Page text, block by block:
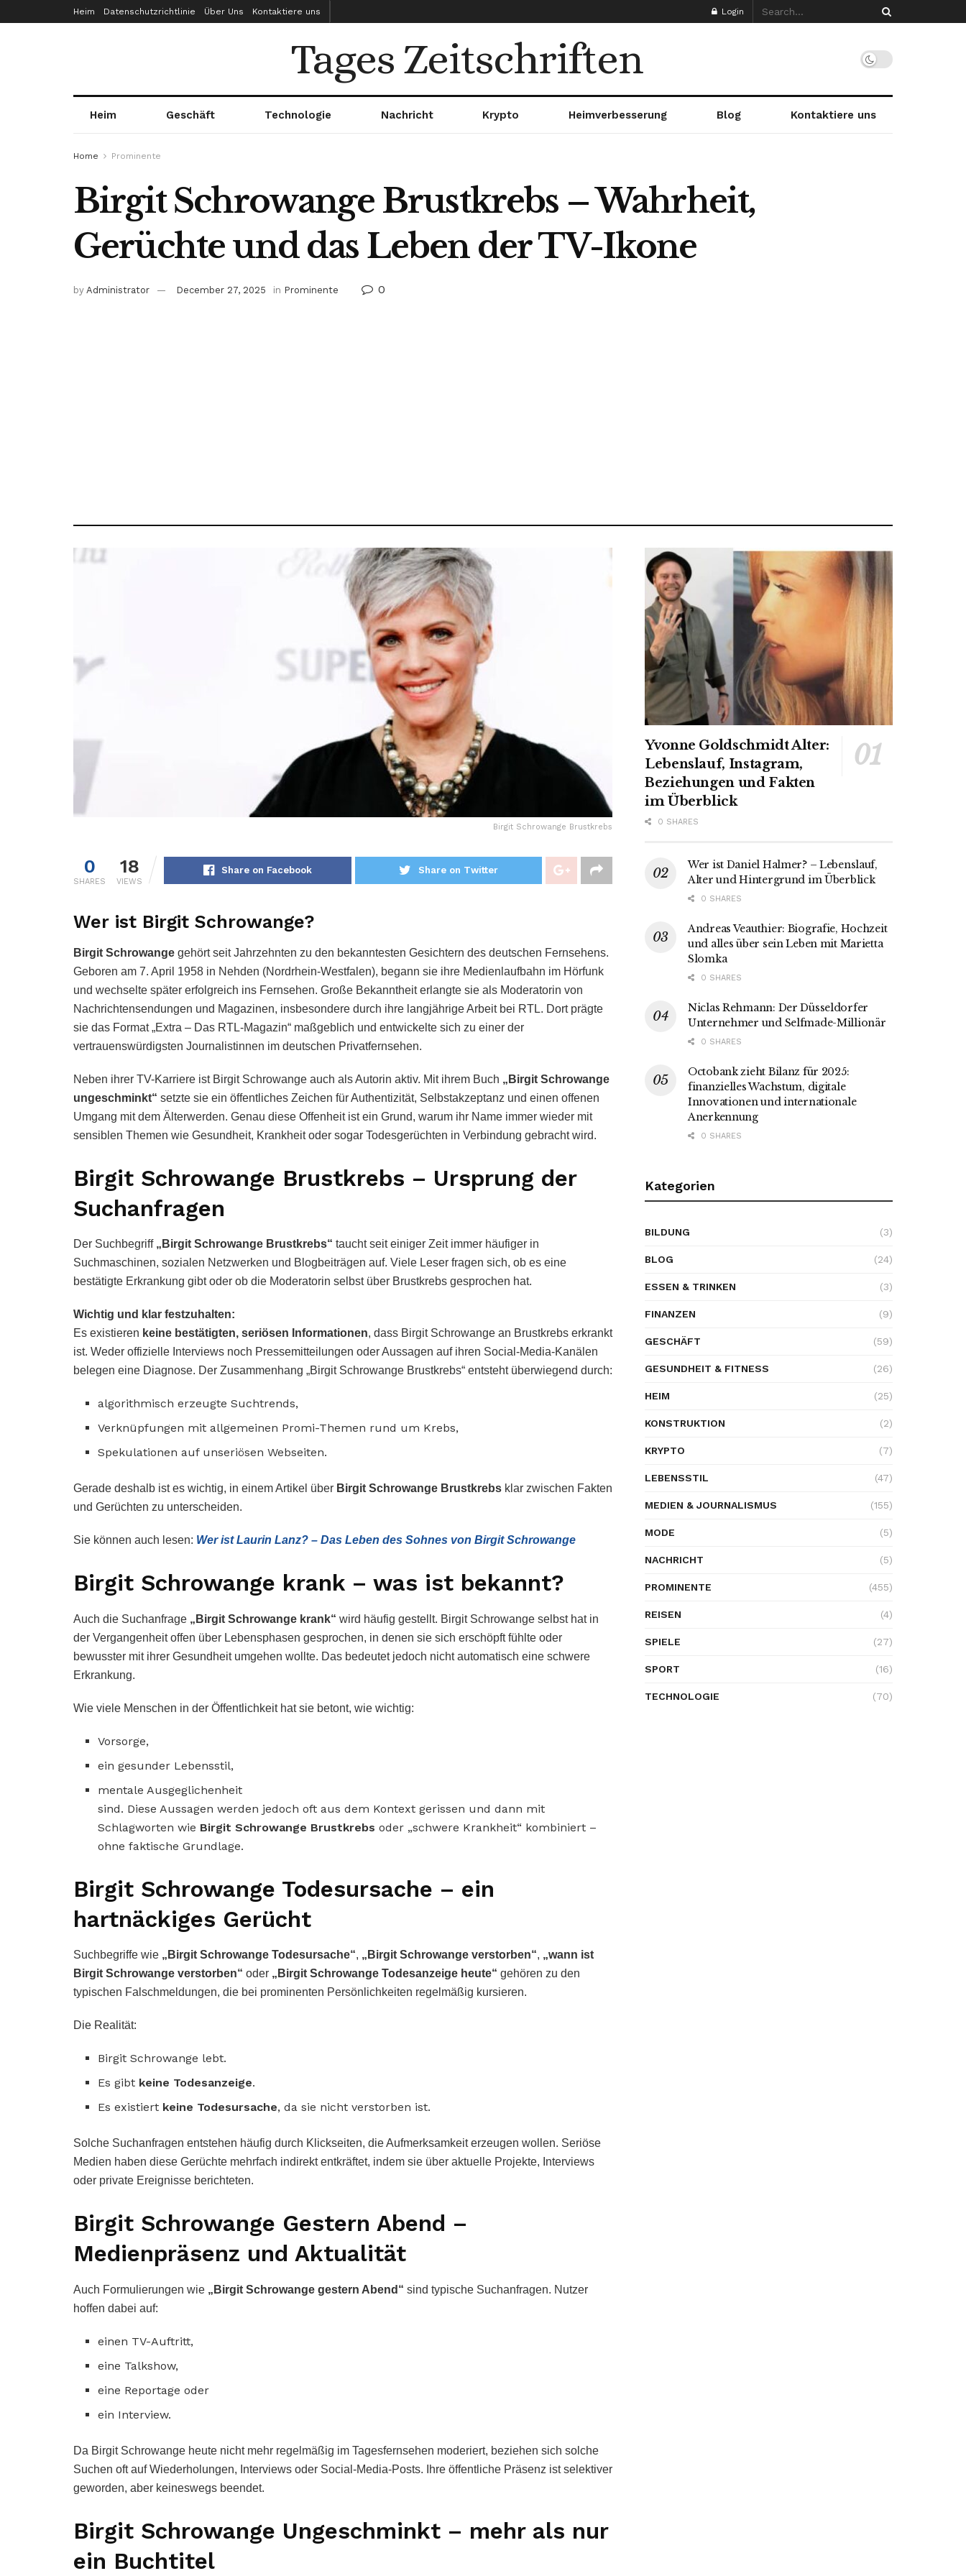
Heim Datenschutzrichtlinie Über Uns Kontaktiere uns Login
Tages Zeitschriften
Heim Geschäft Technologie Nachricht Krypto Heimverbesserung Blog Kontaktiere uns
Home Prominente
Birgit Schrowange Brustkrebs – Wahrheit,
Gerüchte und das Leben der TV-Ikone
by Administrator December 27, 2025 in Prominente 0
Birgit Schrowange Brustkrebs
0
SHARES
18
VIEWS
Share on Facebook Share on Twitter
Wer ist Birgit Schrowange?
Birgit Schrowange gehört seit Jahrzehnten zu den bekanntesten Gesichtern des deutschen Fernsehens.
Geboren am 7. April 1958 in Nehden (Nordrhein-Westfalen), begann sie ihre Medienlaufbahn im Hörfunk
und wechselte später erfolgreich ins Fernsehen. Große Bekanntheit erlangte sie als Moderatorin von
Nachrichtensendungen und Magazinen, insbesondere durch ihre langjährige Arbeit bei RTL. Dort prägte
sie das Format „Extra – Das RTL-Magazin“ maßgeblich und entwickelte sich zu einer der
vertrauenswürdigsten Journalistinnen im deutschen Privatfernsehen.
Neben ihrer TV-Karriere ist Birgit Schrowange auch als Autorin aktiv. Mit ihrem Buch „Birgit Schrowange
ungeschminkt“ setzte sie ein öffentliches Zeichen für Authentizität, Selbstakzeptanz und einen offenen
Umgang mit dem Älterwerden. Genau diese Offenheit ist ein Grund, warum ihr Name immer wieder mit
sensiblen Themen wie Gesundheit, Krankheit oder sogar Todesgerüchten in Verbindung gebracht wird.
Birgit Schrowange Brustkrebs – Ursprung der
Suchanfragen
Der Suchbegriff „Birgit Schrowange Brustkrebs“ taucht seit einiger Zeit immer häufiger in
Suchmaschinen, sozialen Netzwerken und Blogbeiträgen auf. Viele Leser fragen sich, ob es eine
bestätigte Erkrankung gibt oder ob die Moderatorin selbst über Brustkrebs gesprochen hat.
Wichtig und klar festzuhalten:
Es existieren keine bestätigten, seriösen Informationen, dass Birgit Schrowange an Brustkrebs erkrankt
ist. Weder offizielle Interviews noch Pressemitteilungen oder Aussagen auf ihren Social-Media-Kanälen
belegen eine Diagnose. Der Zusammenhang „Birgit Schrowange Brustkrebs“ entsteht überwiegend durch:
algorithmisch erzeugte Suchtrends,
Verknüpfungen mit allgemeinen Promi-Themen rund um Krebs,
Spekulationen auf unseriösen Webseiten.
Gerade deshalb ist es wichtig, in einem Artikel über Birgit Schrowange Brustkrebs klar zwischen Fakten
und Gerüchten zu unterscheiden.
Sie können auch lesen: Wer ist Laurin Lanz? – Das Leben des Sohnes von Birgit Schrowange
Birgit Schrowange krank – was ist bekannt?
Auch die Suchanfrage „Birgit Schrowange krank“ wird häufig gestellt. Birgit Schrowange selbst hat in
der Vergangenheit offen über Lebensphasen gesprochen, in denen sie sich erschöpft fühlte oder
bewusster mit ihrer Gesundheit umgehen wollte. Das bedeutet jedoch nicht automatisch eine schwere
Erkrankung.
Wie viele Menschen in der Öffentlichkeit hat sie betont, wie wichtig:
Vorsorge,
ein gesunder Lebensstil,
mentale Ausgeglichenheit
sind. Diese Aussagen werden jedoch oft aus dem Kontext gerissen und dann mit
Schlagworten wie Birgit Schrowange Brustkrebs oder „schwere Krankheit“ kombiniert –
ohne faktische Grundlage.
Birgit Schrowange Todesursache – ein
hartnäckiges Gerücht
Suchbegriffe wie „Birgit Schrowange Todesursache“, „Birgit Schrowange verstorben“, „wann ist
Birgit Schrowange verstorben“ oder „Birgit Schrowange Todesanzeige heute“ gehören zu den
typischen Falschmeldungen, die bei prominenten Persönlichkeiten regelmäßig kursieren.
Die Realität:
Birgit Schrowange lebt.
Es gibt keine Todesanzeige.
Es existiert keine Todesursache, da sie nicht verstorben ist.
Solche Suchanfragen entstehen häufig durch Klickseiten, die Aufmerksamkeit erzeugen wollen. Seriöse
Medien haben diese Gerüchte mehrfach indirekt entkräftet, indem sie über aktuelle Projekte, Interviews
oder private Ereignisse berichteten.
Birgit Schrowange Gestern Abend –
Medienpräsenz und Aktualität
Auch Formulierungen wie „Birgit Schrowange gestern Abend“ sind typische Suchanfragen. Nutzer
hoffen dabei auf:
einen TV-Auftritt,
eine Talkshow,
eine Reportage oder
ein Interview.
Da Birgit Schrowange heute nicht mehr regelmäßig im Tagesfernsehen moderiert, beziehen sich solche
Suchen oft auf Wiederholungen, Interviews oder Social-Media-Posts. Ihre öffentliche Präsenz ist selektiver
geworden, aber keineswegs beendet.
Birgit Schrowange Ungeschminkt – mehr als nur
ein Buchtitel
Yvonne Goldschmidt Alter:
Lebenslauf, Instagram,
Beziehungen und Fakten
im Überblick
0 SHARES
Wer ist Daniel Halmer? – Lebenslauf,
Alter und Hintergrund im Überblick
0 SHARES
Andreas Veauthier: Biografie, Hochzeit
und alles über sein Leben mit Marietta
Slomka
0 SHARES
Niclas Rehmann: Der Düsseldorfer
Unternehmer und Selfmade-Millionär
0 SHARES
Octobank zieht Bilanz für 2025:
finanzielles Wachstum, digitale
Innovationen und internationale
Anerkennung
0 SHARES
Kategorien
BILDUNG (3)
BLOG (24)
ESSEN & TRINKEN (3)
FINANZEN (9)
GESCHÄFT (59)
GESUNDHEIT & FITNESS (26)
HEIM (25)
KONSTRUKTION (2)
KRYPTO (7)
LEBENSSTIL (47)
MEDIEN & JOURNALISMUS (155)
MODE (5)
NACHRICHT (5)
PROMINENTE (455)
REISEN (4)
SPIELE (27)
SPORT (16)
TECHNOLOGIE (70)